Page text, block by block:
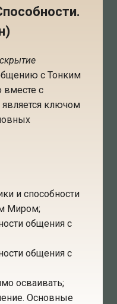
с Тонким
с
ключом
и способности
Миром;
общения с
общения с
осваивать;
Основные